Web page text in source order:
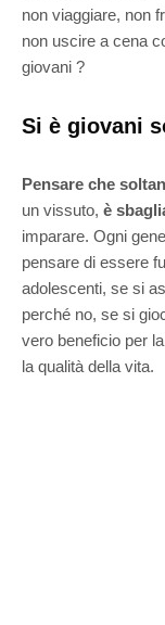
non viaggiare, non
non uscire a cena
giovani ?
Si è giovani
Pensare che
un vissuto, è
imparare. Ogni
pensare di essere
adolescenti, se si
perché no, se si
vero beneficio per
la qualità della vita.